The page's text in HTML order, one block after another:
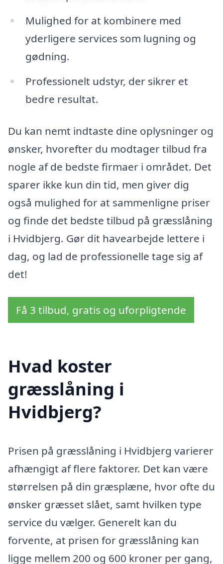
Mulighed for at kombinere med
yderligere services som lugning og
gødning.
Professionelt udstyr, der sikrer et
bedre resultat.
Du kan nemt indtaste dine oplysninger og
ønsker, hvorefter du modtager tilbud fra
nogle af de bedste firmaer i området. Det
sparer ikke kun din tid, men giver dig
også mulighed for at sammenligne priser
og finde det bedste tilbud på græsslåning
i Hvidbjerg. Gør dit havearbejde lettere i
dag, og lad de professionelle tage sig af
det!
Få 3 tilbud, gratis og uforpligtende
Hvad koster
græsslåning i
Hvidbjerg?
Prisen på græsslåning i Hvidbjerg varierer
afhængigt af flere faktorer. Det kan være
størrelsen på din græsplæne, hvor ofte du
ønsker græsset slået, samt hvilken type
service du vælger. Generelt kan du
forvente, at prisen for græsslåning kan
ligge mellem 200 og 600 kroner per gang,